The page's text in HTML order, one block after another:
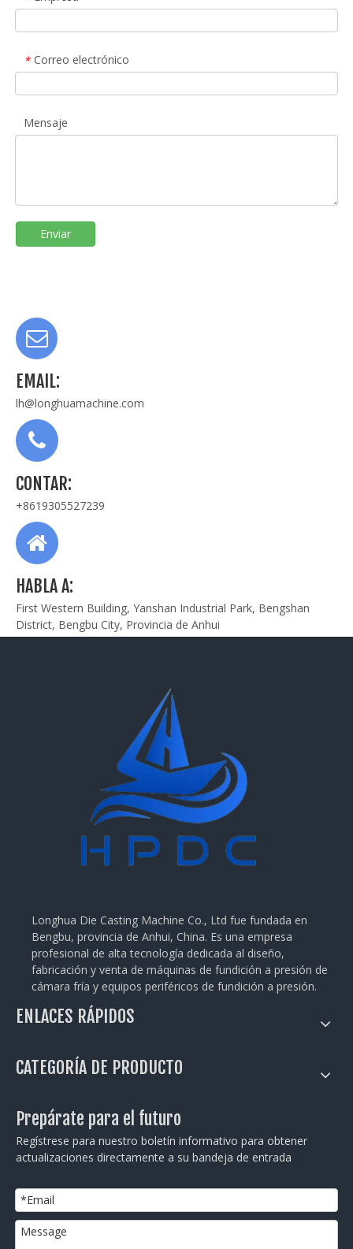
* Correo electrónico
Mensaje
Enviar
EMAIL:
lh@longhuamachine.com
CONTAR:
+8619305527239
HABLA A:
First Western Building, Yanshan Industrial Park, Bengshan
District, Bengbu City, Provincia de Anhui
Longhua Die Casting Machine Co., Ltd fue fundada en
Bengbu, provincia de Anhui, China. Es una empresa
profesional de alta tecnología dedicada al diseño,
fabricación y venta de máquinas de fundición a presión de
cámara fría y equipos periféricos de fundición a presión.
ENLACES RÁPIDOS
CATEGORÍA DE PRODUCTO
Prepárate para el futuro
Regístrese para nuestro boletín informativo para obtener
actualizaciones directamente a su bandeja de entrada